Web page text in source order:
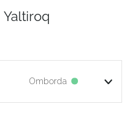
Yaltiroq
Omborda